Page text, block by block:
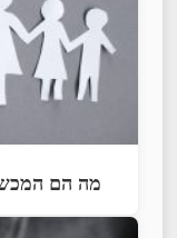
מה הם